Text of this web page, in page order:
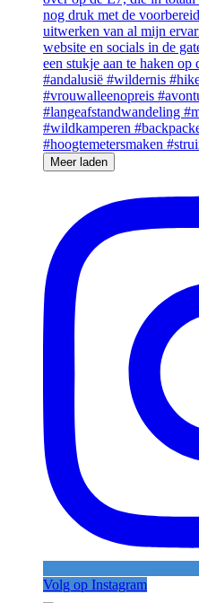
Meer laden
Volg op Instagram